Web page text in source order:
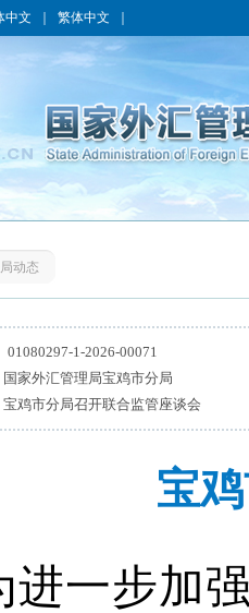
中文 繁体中文
动态
01080297-1-2026-00071
国家外汇管理局宝鸡市分局
宝鸡市分局召开联合监管座谈会
宝
进一步加